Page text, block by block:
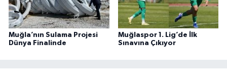
Muğla’nın Sulama Projesi
Dünya Finalinde
Muğlaspor 1. Lig’de İlk
Sınavına Çıkıyor